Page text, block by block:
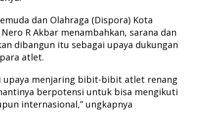
dan Olahraga (Dispora) Kota
R Akbar menambahkan, sarana dan
dibangun itu sebagai upaya dukungan
atlet.
upaya menjaring bibit-bibit atlet renang
berpotensi untuk bisa mengikuti
internasional,” ungkapnya